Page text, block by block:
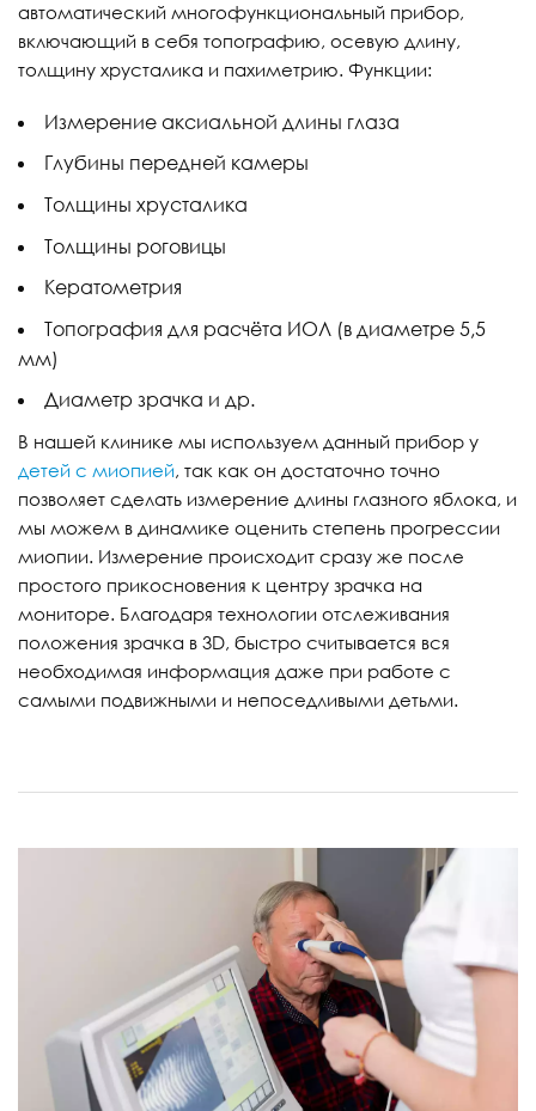
автоматический многофункциональный прибор,
включающий в себя топографию, осевую длину,
толщину хрусталика и пахиметрию. Функции:
Измерение аксиальной длины глаза
Глубины передней камеры
Толщины хрусталика
Толщины роговицы
Кератометрия
Топография для расчёта ИОЛ (в диаметре 5,5
мм)
Диаметр зрачка и др.
В нашей клинике мы используем данный прибор у
детей с миопией, так как он достаточно точно
позволяет сделать измерение длины глазного яблока, и
мы можем в динамике оценить степень прогрессии
миопии. Измерение происходит сразу же после
простого прикосновения к центру зрачка на
мониторе. Благодаря технологии отслеживания
положения зрачка в 3D, быстро считывается вся
необходимая информация даже при работе с
самыми подвижными и непоседливыми детьми.